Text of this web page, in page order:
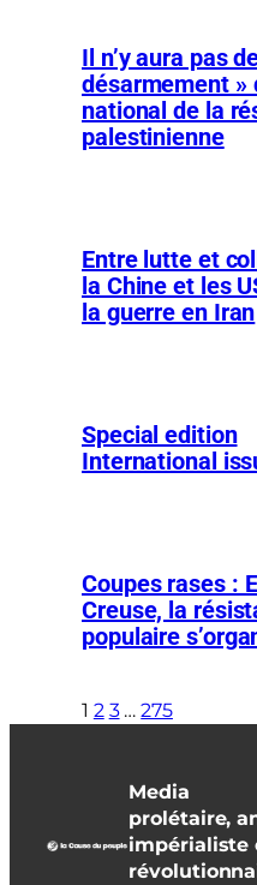
Il n’y aura pas
désarmement »
national de la
palestinienne
Entre lutte et
la Chine et les
la guerre en Iran
Special edition
International
Coupes rases :
Creuse, la
populaire
1 2 3 … 275
Media
prolétaire,
impérialiste